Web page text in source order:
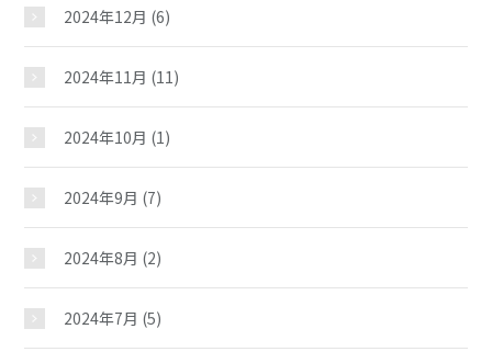
2024年12月 (6)
2024年11月 (11)
2024年10月 (1)
2024年9月 (7)
2024年8月 (2)
2024年7月 (5)